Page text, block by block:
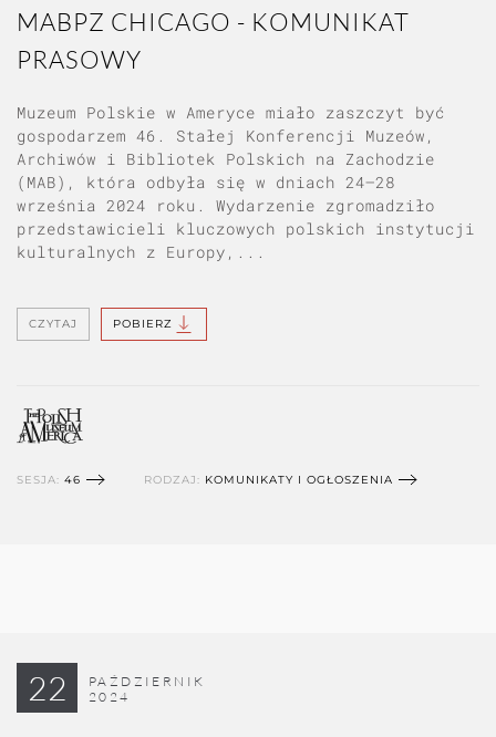
MABPZ CHICAGO - KOMUNIKAT
PRASOWY
Muzeum Polskie w Ameryce miało zaszczyt być
gospodarzem 46. Stałej Konferencji Muzeów,
Archiwów i Bibliotek Polskich na Zachodzie
(MAB), która odbyła się w dniach 24–28
września 2024 roku. Wydarzenie zgromadziło
przedstawicieli kluczowych polskich instytucji
kulturalnych z Europy,...
CZYTAJ POBIERZ
SESJA: 46 RODZAJ: KOMUNIKATY I OGŁOSZENIA
22
PAŹDZIERNIK
2024